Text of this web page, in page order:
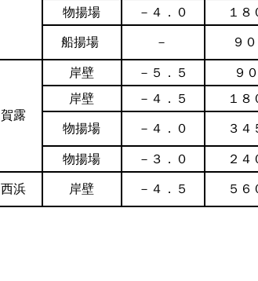
物揚場
－４．０ １８
船揚場 － ９０
賀露
岸壁 －５．５ ９０
岸壁
－４．５ １８
物揚場 －４．０ ３４
物揚場 －３．０ ２４
西浜 岸壁 －４．５ ５６